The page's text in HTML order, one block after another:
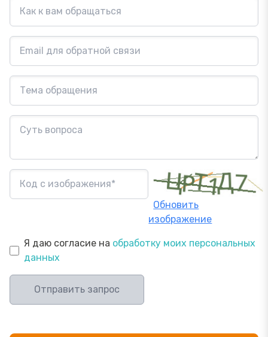
Обновить
изображение
Я даю согласие на обработку моих персональных
данных
Отправить запрос